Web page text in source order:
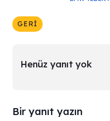
GERI
Henüz yanıt yok
Bir yanıt yazın